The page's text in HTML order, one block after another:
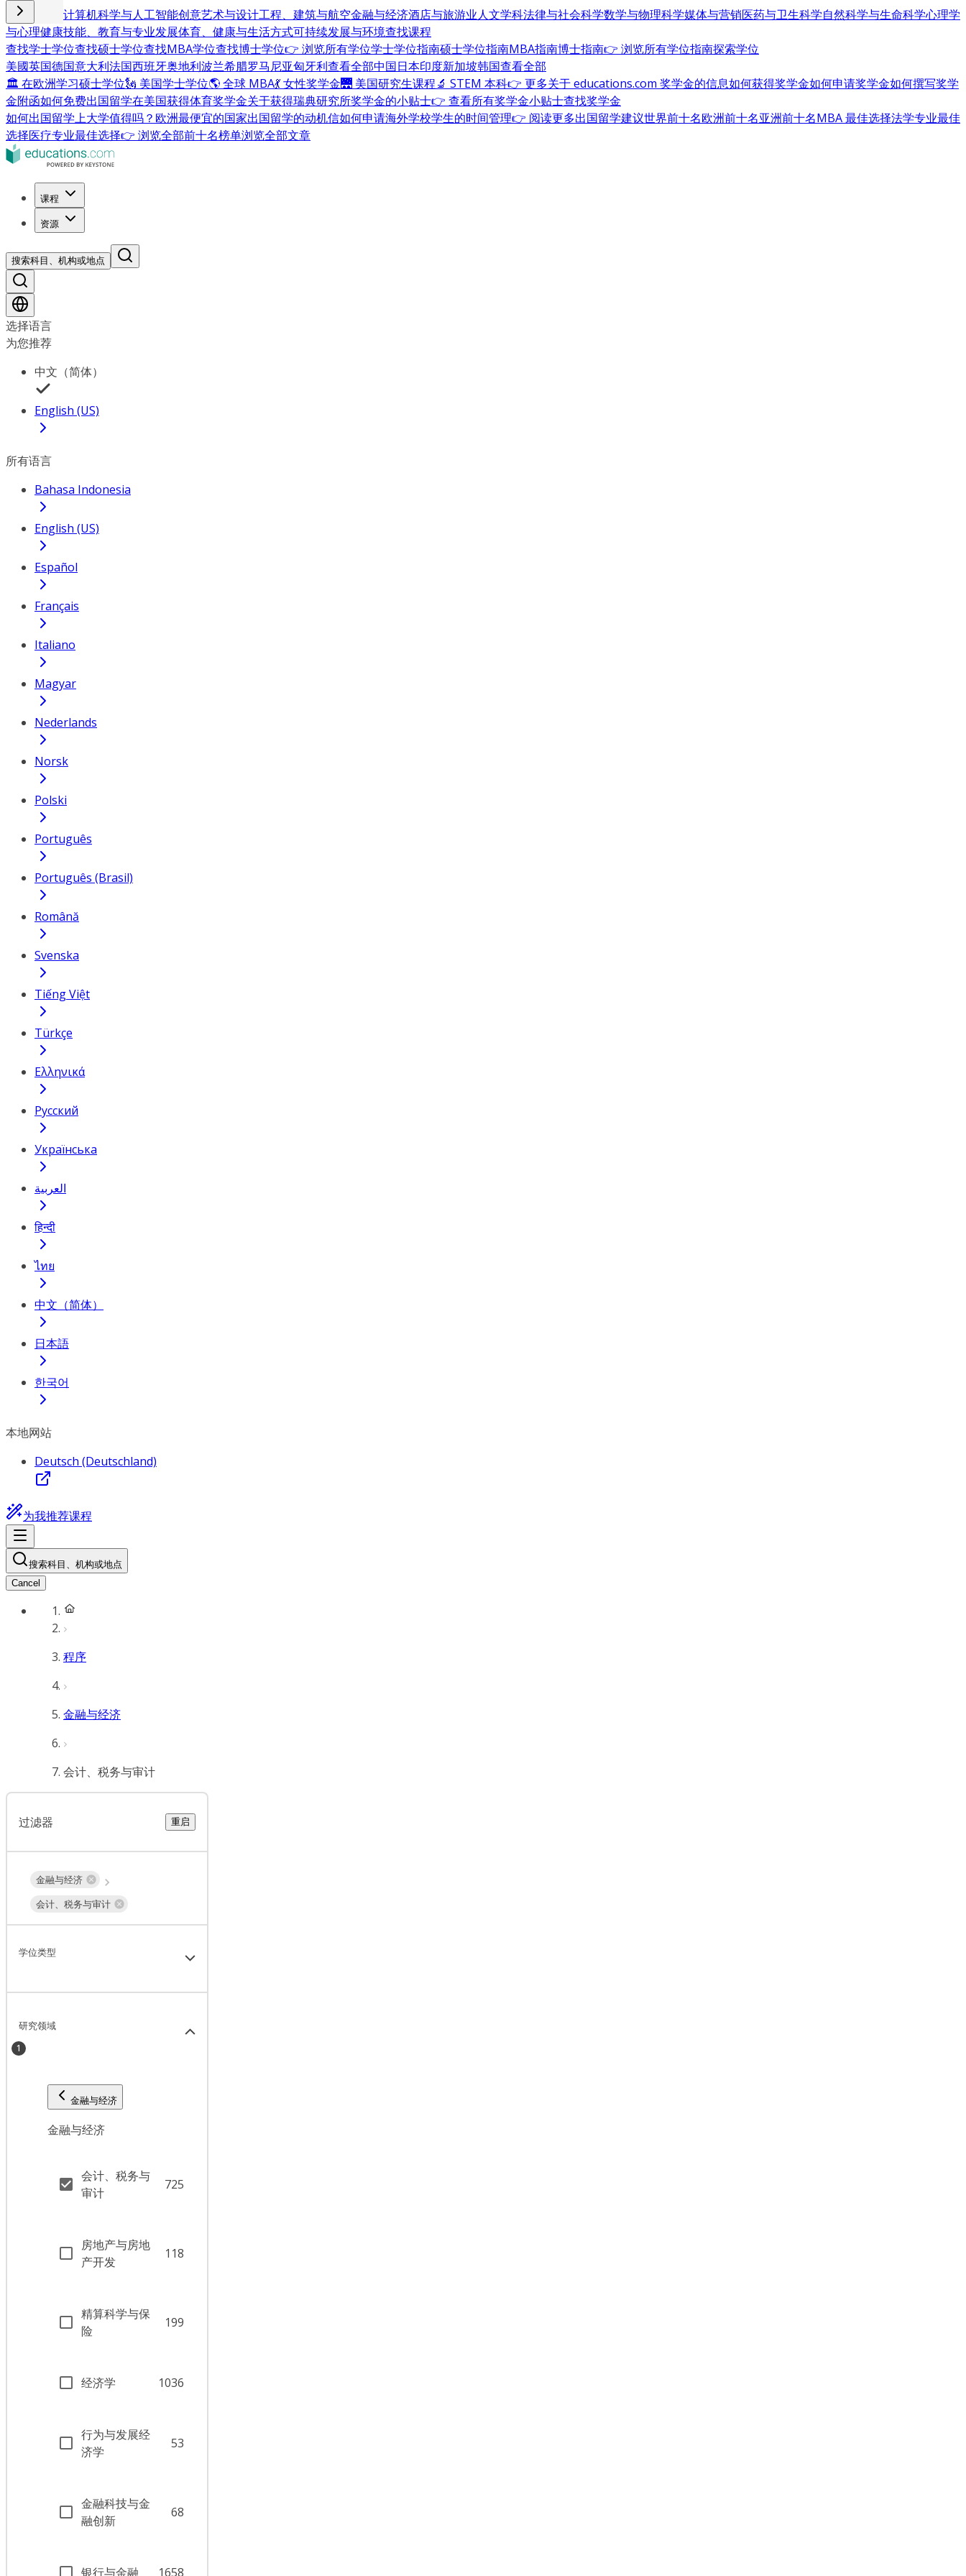
商业与管理 计算机科学与人工智能创意艺术与设计工程、建筑与航空金融与经济酒店与旅游业人文学科法律与社会科学数学与物理科学媒体与营销医药与卫生科学自然科学与生命科学心理学
与心理健康技能、教育与专业发展体育、健康与生活方式可持续发展与环境查找课程
查找学士学位查找硕士学位查找MBA学位查找博士学位👉 浏览所有学位学士学位指南硕士学位指南MBA指南博士指南👉 浏览所有学位指南探索学位
美國英国德国意大利法国西班牙奥地利波兰希腊罗马尼亚匈牙利查看全部中国日本印度新加坡韩国查看全部
🏛 在欧洲学习硕士学位🗽 美国学士学位🌎 全球 MBA💃 女性奖学金🌉 美国研究生课程🔬 STEM 本科👉 更多关于 educations.com 奖学金的信息如何获得奖学金如何申请奖学金如何撰写奖学
金附函如何免费出国留学在美国获得体育奖学金关于获得瑞典研究所奖学金的小贴士👉 查看所有奖学金小贴士查找奖学金
如何出国留学上大学值得吗？ 欧洲最便宜的国家出国留学的动机信如何申请海外学校学生的时间管理👉 阅读更多出国留学建议世界前十名欧洲前十名亚洲前十名MBA 最佳选择法学专业最佳
选择医疗专业最佳选择👉 浏览全部前十名榜单浏览全部文章
课程
资源
搜索科目、机构或地点
选择语言
为您推荐
中文（简体）
English (US)
所有语言
Bahasa Indonesia
English (US)
Español
Français
Italiano
Magyar
Nederlands
Norsk
Polski
Português
Português (Brasil)
Română
Svenska
Tiếng Việt
Türkçe
Ελληνικά
Русский
Українська
العربية
हिन्दी
ไทย
中文（简体）
日本語
한국어
本地网站
Deutsch (Deutschland)
为我推荐课程
搜索科目、机构或地点
Cancel
程序
金融与经济
会计、税务与审计
过滤器 重启
金融与经济
会计、税务与审计
学位类型
研究领域
1
金融与经济
金融与经济
会计、税务与
审计
725
房地产与房地
产开发
118
精算科学与保
险
199
经济学 1036
行为与发展经
济学
53
金融科技与金
融创新
68
银行与金融 1658